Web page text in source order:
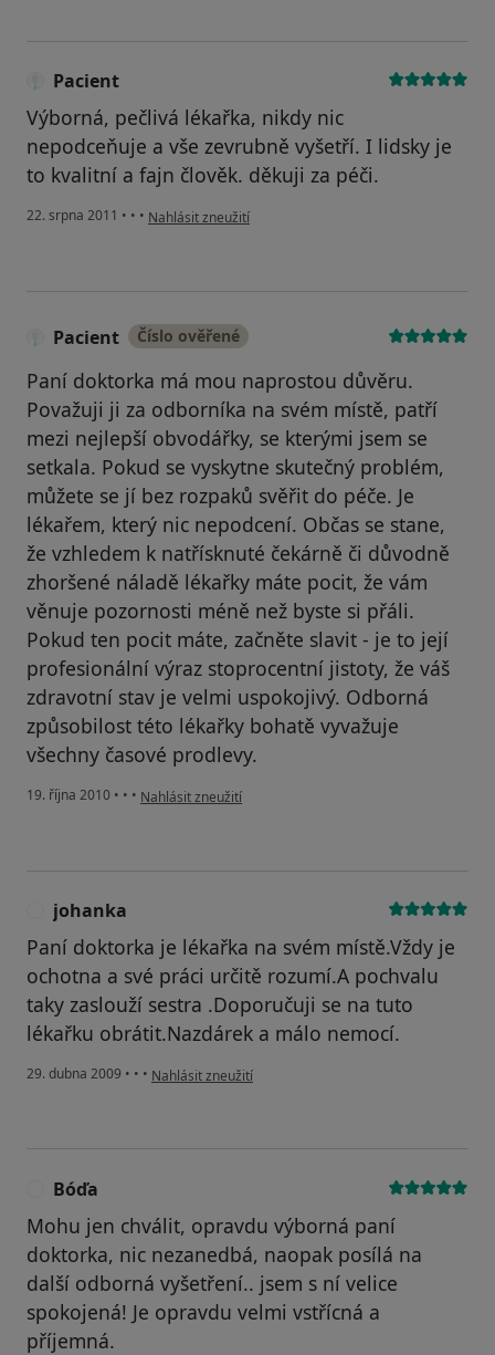
Pacient
Výborná, pečlivá lékařka, nikdy nic
nepodceňuje a vše zevrubně vyšetří. I lidsky je
to kvalitní a fajn člověk. děkuji za péči.
22. srpna 2011 • • • podle názoru uživatele Pacient
Nahlásit zneužití
Pacient Číslo ověřené
Paní doktorka má mou naprostou důvěru.
Považuji ji za odborníka na svém místě, patří
mezi nejlepší obvodářky, se kterými jsem se
setkala. Pokud se vyskytne skutečný problém,
můžete se jí bez rozpaků svěřit do péče. Je
lékařem, který nic nepodcení. Občas se stane,
že vzhledem k natřísknuté čekárně či důvodně
zhoršené náladě lékařky máte pocit, že vám
věnuje pozornosti méně než byste si přáli.
Pokud ten pocit máte, začněte slavit - je to její
profesionální výraz stoprocentní jistoty, že váš
zdravotní stav je velmi uspokojivý. Odborná
způsobilost této lékařky bohatě vyvažuje
všechny časové prodlevy.
19. října 2010 • • • podle názoru uživatele Pacient
Nahlásit zneužití
johanka
Paní doktorka je lékařka na svém místě.Vždy je
ochotna a své práci určitě rozumí.A pochvalu
taky zaslouží sestra .Doporučuji se na tuto
lékařku obrátit.Nazdárek a málo nemocí.
29. dubna 2009 • • • podle názoru uživatele johanka
Nahlásit zneužití
Bóďa
Mohu jen chválit, opravdu výborná paní
doktorka, nic nezanedbá, naopak posílá na
další odborná vyšetření.. jsem s ní velice
spokojená! Je opravdu velmi vstřícná a
příjemná.